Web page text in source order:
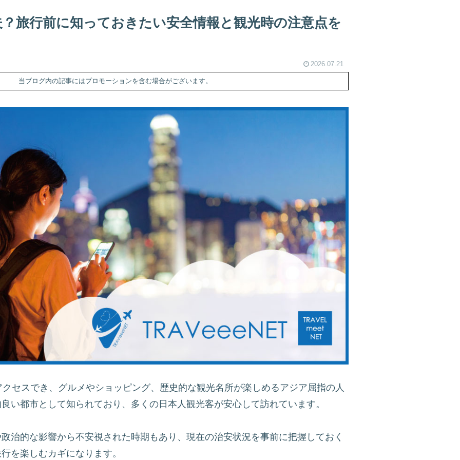
旅行前に知っておきたい安全情報と観光時の注意点を
2026.07.21
当ブログ内の記事にはプロモーションを含む場合がございます。
セスでき、グルメやショッピング、歴史的な観光名所が楽しめるアジア屈指の人
い都市として知られており、多くの日本人観光客が安心して訪れています。
治的な影響から不安視された時期もあり、現在の治安状況を事前に把握しておく
を楽しむカギになります。